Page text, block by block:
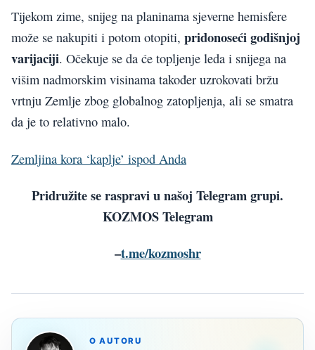
Tijekom zime, snijeg na planinama sjeverne hemisfere
može se nakupiti i potom otopiti, pridonoseći godišnjoj
varijaciji. Očekuje se da će topljenje leda i snijega na
višim nadmorskim visinama također uzrokovati bržu
vrtnju Zemlje zbog globalnog zatopljenja, ali se smatra
da je to relativno malo.
Zemljina kora ‘kaplje’ ispod Anda
Pridružite se raspravi u našoj Telegram grupi.
KOZMOS Telegram
–t.me/kozmoshr
O AUTORU